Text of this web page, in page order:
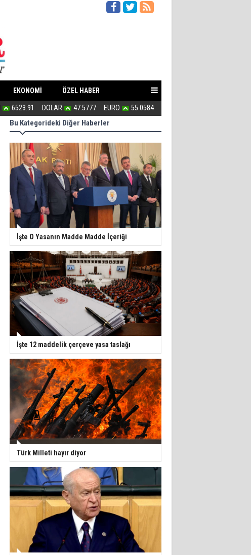
EKONOMİ ÖZEL HABER
6523.91 DOLAR 47.5777 EURO 55.0584
Bu Kategorideki Diğer Haberler
İşte O Yasanın Madde Madde İçeriği
İşte 12 maddelik çerçeve yasa taslağı
Türk Milleti hayır diyor